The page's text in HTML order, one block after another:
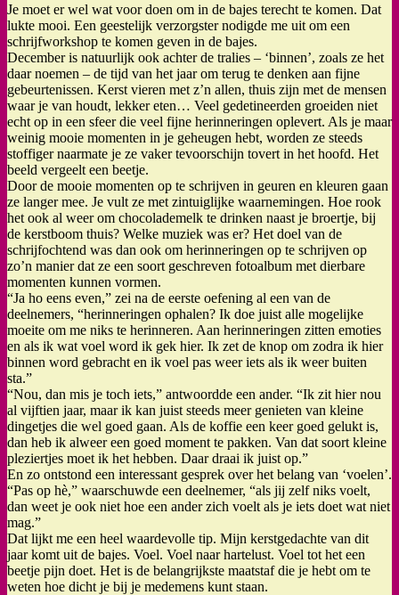
Je moet er wel wat voor doen om in de bajes terecht te komen. Dat
lukte mooi. Een geestelijk verzorgster nodigde me uit om een
schrijfworkshop te komen geven in de bajes.
December is natuurlijk ook achter de tralies – ‘binnen’, zoals ze het
daar noemen – de tijd van het jaar om terug te denken aan fijne
gebeurtenissen. Kerst vieren met z’n allen, thuis zijn met de mensen
waar je van houdt, lekker eten… Veel gedetineerden groeiden niet
echt op in een sfeer die veel fijne herinneringen oplevert. Als je maar
weinig mooie momenten in je geheugen hebt, worden ze steeds
stoffiger naarmate je ze vaker tevoorschijn tovert in het hoofd. Het
beeld vergeelt een beetje.
Door de mooie momenten op te schrijven in geuren en kleuren gaan
ze langer mee. Je vult ze met zintuiglijke waarnemingen. Hoe rook
het ook al weer om chocolademelk te drinken naast je broertje, bij
de kerstboom thuis? Welke muziek was er? Het doel van de
schrijfochtend was dan ook om herinneringen op te schrijven op
zo’n manier dat ze een soort geschreven fotoalbum met dierbare
momenten kunnen vormen.
“Ja ho eens even,” zei na de eerste oefening al een van de
deelnemers, “herinneringen ophalen? Ik doe juist alle mogelijke
moeite om me niks te herinneren. Aan herinneringen zitten emoties
en als ik wat voel word ik gek hier. Ik zet de knop om zodra ik hier
binnen word gebracht en ik voel pas weer iets als ik weer buiten
sta.”
“Nou, dan mis je toch iets,” antwoordde een ander. “Ik zit hier nou
al vijftien jaar, maar ik kan juist steeds meer genieten van kleine
dingetjes die wel goed gaan. Als de koffie een keer goed gelukt is,
dan heb ik alweer een goed moment te pakken. Van dat soort kleine
pleziertjes moet ik het hebben. Daar draai ik juist op.”
En zo ontstond een interessant gesprek over het belang van ‘voelen’.
“Pas op hè,” waarschuwde een deelnemer, “als jij zelf niks voelt,
dan weet je ook niet hoe een ander zich voelt als je iets doet wat niet
mag.”
Dat lijkt me een heel waardevolle tip. Mijn kerstgedachte van dit
jaar komt uit de bajes. Voel. Voel naar hartelust. Voel tot het een
beetje pijn doet. Het is de belangrijkste maatstaf die je hebt om te
weten hoe dicht je bij je medemens kunt staan.